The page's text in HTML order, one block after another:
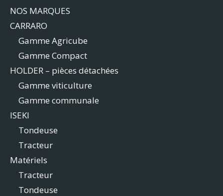
NOS MARQUES
CARRARO
Gamme Agricube
Gamme Compact
HOLDER – pièces détachées
Gamme viticulture
Gamme communale
ISEKI
Tondeuse
Tracteur
Matériels
Tracteur
Tondeuse